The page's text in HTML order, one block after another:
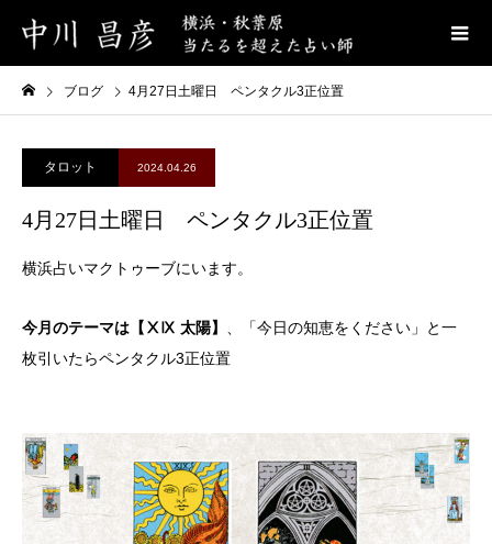
ブログ 4月27日土曜日 ペンタクル3正位置
タロット 2024.04.26
4月27日土曜日 ペンタクル3正位置
横浜占いマクトゥーブにいます。
今月のテーマは【ⅩⅨ 太陽】
、「今日の知恵をください」と一
枚引いたらペンタクル3正位置